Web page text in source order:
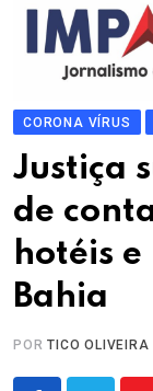
CORONA VÍRUS
Justiça
de
hotéis
Bahia
PORTICO OLIVEIRA